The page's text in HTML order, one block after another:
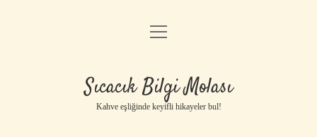
Anasayfa
Yasal Uyarı
menüyü
Sıcacık Bilgi Molası
Kahve eşliğinde keyifli hikayeler bul!